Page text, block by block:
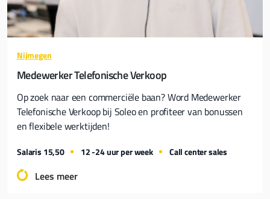
Nijmegen
Medewerker Telefonische Verkoop
Op zoek naar een commerciële baan? Word Medewerker
Telefonische Verkoop bij Soleo en profiteer van bonussen
en flexibele werktijden!
Salaris 15,50 12 -24 uur per week Call center sales
Lees meer